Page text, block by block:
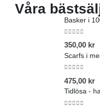
Våra
Basker i
350,00 kr
Scarfs i
475,00 kr
Tidlösa -